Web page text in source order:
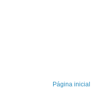
Página inicial